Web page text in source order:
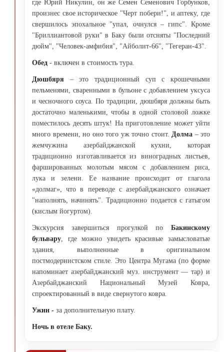
где Юрий Никулин, он же Семен Семенович Горбунков,
произнес свое историческое "Черт побери!", и аптеку, где
свершилось эпохальное "упал, очнулся – гипс". Кроме
"Бриллиантовой руки" в Баку были отсняты "Последний
дюйм", "Человек-амфибия", "Айболит-66", "Тегеран-43".
Обед - включен в стоимость тура.
Дюшбяря – это традиционный суп с крошечными
пельменями, сваренными в бульоне с добавлением уксуса
и чесночного соуса. По традиции, дюшбяря должны быть
достаточно маленькими, чтобы в одной столовой ложке
поместилось десять штук! На приготовление может уйти
много времени, но оно того уж точно стоит. Долма – это
жемчужина азербайджанской кухни, которая
традиционно изготавливается из виноградных листьев,
фаршированных молотым мясом с добавлением риса,
лука и зелени. Еe название происходит от глагола
«долмаг», что в переводе с азербайджанского означает
"наполнять, начинять". Традиционно подается с гатыгом
(кислым йогуртом).
Экскурсия завершиться прогулкой по Бакинскому
бульвару, где можно увидеть красивые замысловатые
здания, выполненные в оригинальном
постмодернистском стиле. Это Центра Мугама (по форме
напоминает азербайджанский муз. инструмент — тар) и
Азербайджанский Национальный Музей Ковра,
спроектированный в виде свернутого ковра.
Ужин - за дополнительную плату.
Ночь в отеле Баку.